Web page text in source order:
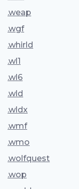
.weap
.wgf
.whirld
.wl1
.wl6
.wld
.wldx
.wmf
.wmo
.wolfquest
.wop